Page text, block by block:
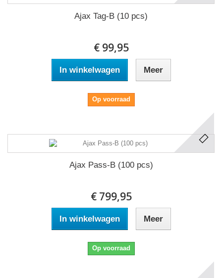
Ajax Tag-B (10 pcs)
€ 99,95
In winkelwagen Meer
Op voorraad
Ajax Pass-B (100 pcs)
€ 799,95
In winkelwagen Meer
Op voorraad